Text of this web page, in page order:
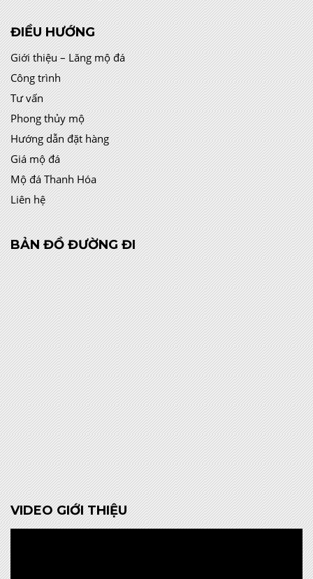
ĐIỀU HƯỚNG
Giới thiệu – Lăng mộ đá
Công trình
Tư vấn
Phong thủy mộ
Hướng dẫn đặt hàng
Giá mộ đá
Mộ đá Thanh Hóa
Liên hệ
BẢN ĐỒ ĐƯỜNG ĐI
VIDEO GIỚI THIỆU